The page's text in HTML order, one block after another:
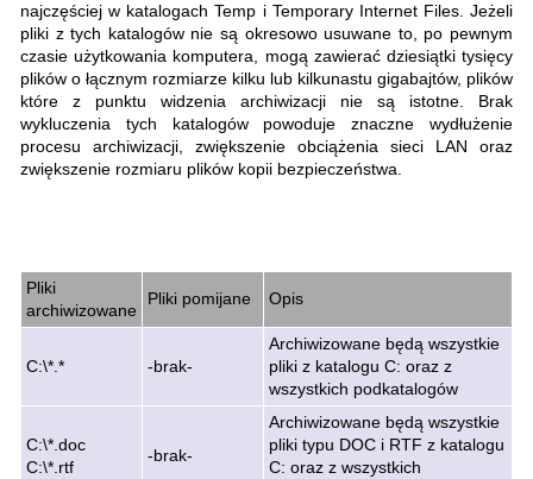
najczęściej w katalogach Temp i Temporary Internet Files. Jeżeli
pliki z tych katalogów nie są okresowo usuwane to, po pewnym
czasie użytkowania komputera, mogą zawierać dziesiątki tysięcy
plików o łącznym rozmiarze kilku lub kilkunastu gigabajtów, plików
które z punktu widzenia archiwizacji nie są istotne. Brak
wykluczenia tych katalogów powoduje znaczne wydłużenie
procesu archiwizacji, zwiększenie obciążenia sieci LAN oraz
zwiększenie rozmiaru plików kopii bezpieczeństwa.
Pliki
archiwizowane
Pliki pomijane Opis
C:\*.* -brak-
Archiwizowane będą wszystkie
pliki z katalogu C: oraz z
wszystkich podkatalogów
C:\*.doc
C:\*.rtf
-brak-
Archiwizowane będą wszystkie
pliki typu DOC i RTF z katalogu
C: oraz z wszystkich